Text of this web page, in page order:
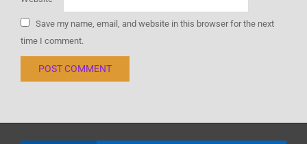
Save my name, email, and website in this browser for the next
time I comment.